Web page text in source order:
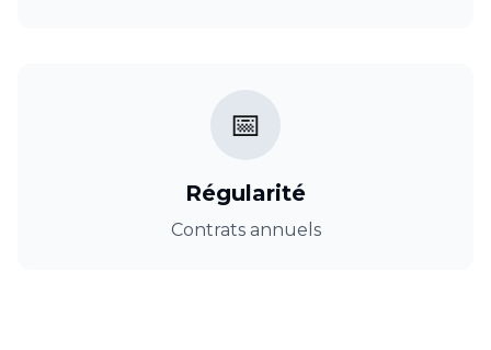
📅
Régularité
Contrats annuels